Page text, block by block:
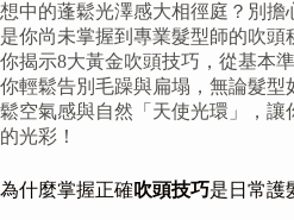
想中的蓬鬆光澤感大相徑庭？別
是你尚未掌握到專業髮型師的吹
你揭示8大黃金吹頭技巧，從基本
你輕鬆告別毛躁與扁塌，無論髮
鬆空氣感與自然「天使光環」，
的光彩！
為什麼掌握正確吹頭技巧是日常護